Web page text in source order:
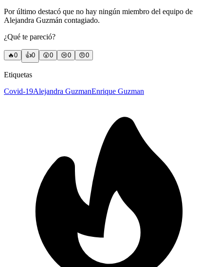
Por último destacó que no hay ningún miembro del equipo de
Alejandra Guzmán contagiado.
¿Qué te pareció?
🔥0 👍0 😲0 😢0 😠0
Etiquetas
Covid-19Alejandra GuzmanEnrique Guzman